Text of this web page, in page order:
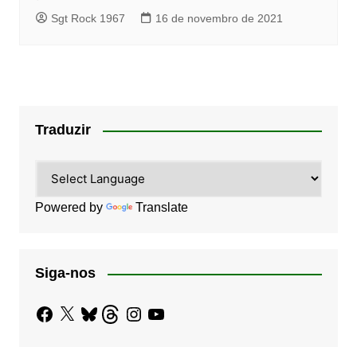
Sgt Rock 1967 16 de novembro de 2021
Traduzir
Powered by Translate
Siga-nos
Facebook
X BlueskyThreadsInstagram
YouTube